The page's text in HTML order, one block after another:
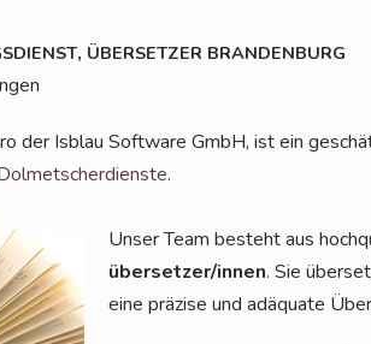
, ÜBERSETZER BRANDENBURG
der Isblau Soft­ware GmbH, ist ein
.
Unser Team besteht aus
über­set­zer/in­nen. Sie
eine prä­zi­se und adäqua­te